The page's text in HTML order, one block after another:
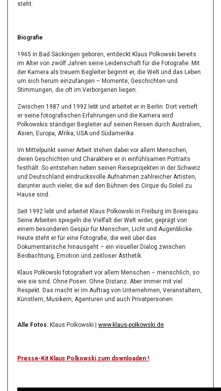
steht.
Biografie
1965 in Bad Säckingen geboren, entdeckt Klaus Polkowski bereits
im Alter von zwölf Jahren seine Leidenschaft für die Fotografie. Mit
der Kamera als treuem Begleiter beginnt er, die Welt und das Leben
um sich herum einzufangen – Momente, Geschichten und
Stimmungen, die oft im Verborgenen liegen.
Zwischen 1987 und 1992 lebt und arbeitet er in Berlin. Dort vertieft
er seine fotografischen Erfahrungen und die Kamera wird
Polkowskis ständiger Begleiter auf seinen Reisen durch Australien,
Asien, Europa, Afrika, USA und Südamerika.
Im Mittelpunkt seiner Arbeit stehen dabei vor allem Menschen,
deren Geschichten und Charaktere er in einfühlsamen Portraits
festhält. So entstehen neben seinen Reiseprojekten in der Schweiz
und Deutschland eindrucksvolle Aufnahmen zahlreicher Artisten,
darunter auch vieler, die auf den Bühnen des Cirque du Soleil zu
Hause sind.
Seit 1992 lebt und arbeitet Klaus Polkowski in Freiburg im Breisgau.
Seine Arbeiten spiegeln die Vielfalt der Welt wider, geprägt von
einem besonderen Gespür für Menschen, Licht und Augenblicke.
Heute steht er für eine Fotografie, die weit über das
Dokumentarische hinausgeht – ein visueller Dialog zwischen
Beobachtung, Emotion und zeitloser Ästhetik.
Klaus Polkowski fotografiert vor allem Menschen – menschlich, so
wie sie sind. Ohne Posen. Ohne Distanz. Aber immer mit viel
Respekt. Das macht er im Auftrag von Unternehmen, Veranstaltern,
Künstlern, Musikern, Agenturen und auch Privatpersonen.
Alle Fotos: Klaus Polkowski |www.klaus-polkowski.de
Presse-Kit Klaus Polkowski zum downloaden !